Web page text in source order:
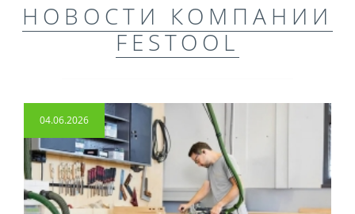
НОВОСТИ КОМПАНИИ
FESTOOL
04.06.2026